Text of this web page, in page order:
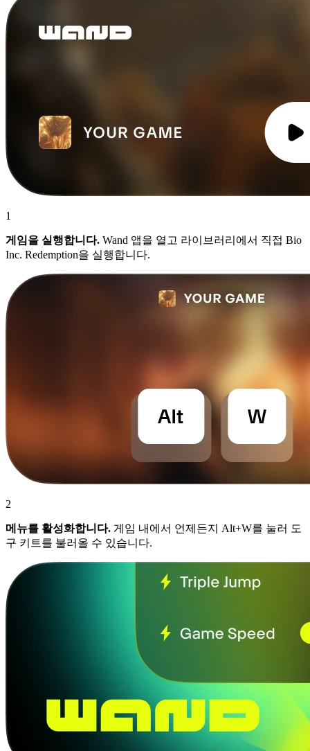
1
게임을 실행합니다. Wand 앱을 열고 라이브러리에서 직접 Bio
Inc. Redemption을 실행합니다.
2
메뉴를 활성화합니다. 게임 내에서 언제든지 Alt+W를 눌러 도
구 키트를 불러올 수 있습니다.